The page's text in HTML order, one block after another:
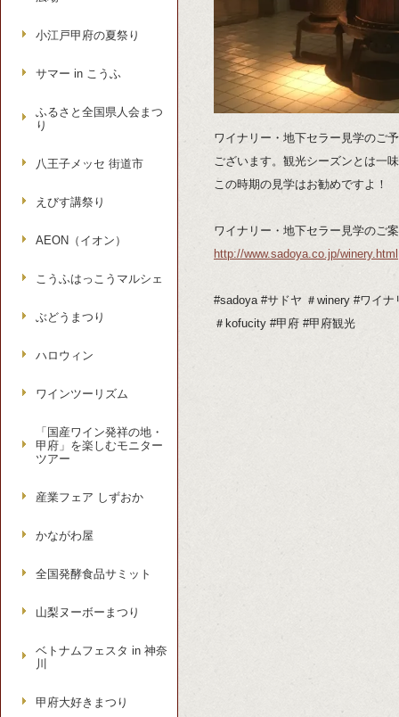
ワイナリー・地下セラー見学のご
ございます。観光シーズンとは一
この時期の見学はお勧めですよ！
ワイナリー・地下セラー見学のご
http://www.sadoya.co.jp/winery.html
#sadoya #サドヤ ＃winery #ワイ
＃kofucity #甲府 #甲府観光
小江戸甲府の夏祭り
サマー in こうふ
ふるさと全国県人会まつ
り
八王子メッセ 街道市
えびす講祭り
AEON（イオン）
こうふはっこうマルシェ
ぶどうまつり
ハロウィン
ワインツーリズム
「国産ワイン発祥の地・
甲府」を楽しむモニター
ツアー
産業フェア しずおか
かながわ屋
全国発酵食品サミット
山梨ヌーボーまつり
ベトナムフェスタ in 神奈
川
甲府大好きまつり